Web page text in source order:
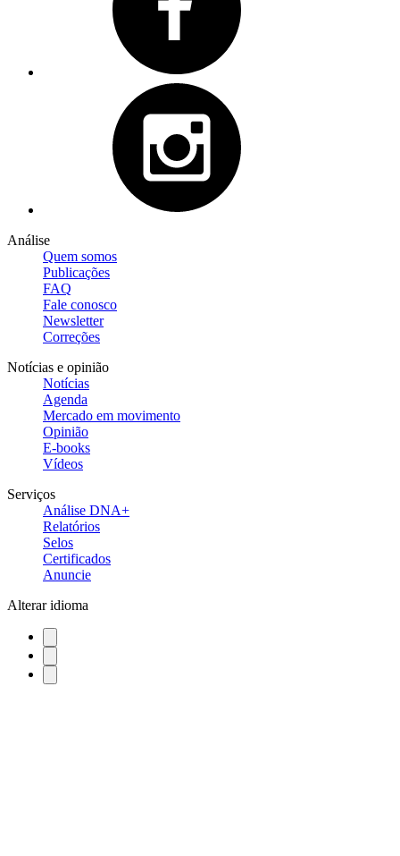
Análise
Quem somos
Publicações
FAQ
Fale conosco
Newsletter
Correções
Notícias e opinião
Notícias
Agenda
Mercado em movimento
Opinião
E-books
Vídeos
Serviços
Análise DNA+
Relatórios
Selos
Certificados
Anuncie
Alterar idioma